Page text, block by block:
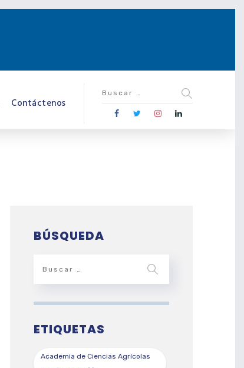
Contáctenos
BÚSQUEDA
ETIQUETAS
Academia de Ciencias Agrícolas